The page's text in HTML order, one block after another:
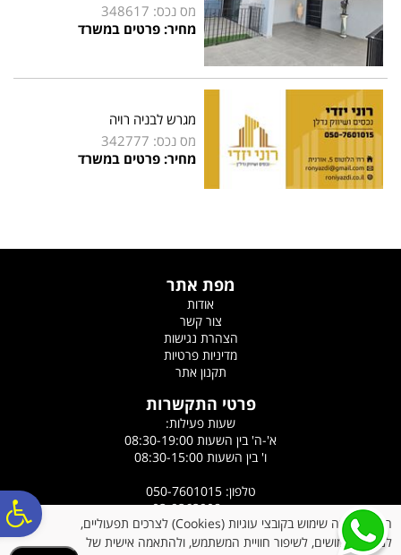
מס נכס: 348617
מחיר: פרטים במשרד
מגרש לבניה רויה
מס נכס: 342777
מחיר: פרטים במשרד
מפת אתר
אודות
צור קשר
הצהרת נגישות
מדיניות פרטיות
תקנון אתר
פרטי התקשרות
שעות פעילות:
א'-ה' בין השעות 08:30-19:00
ו' בין השעות 08:30-15:00
טלפון: 050-7601015
פקס: 03-9363908
כתובת: רח' הלוטוס 5, אורנית
האתר עושה שימוש בקובצי עוגיות (Cookies) לצרכים תפעוליים,
לניתוח שימושים, לשיפור חוויית המשתמש, ולהתאמה אישית של